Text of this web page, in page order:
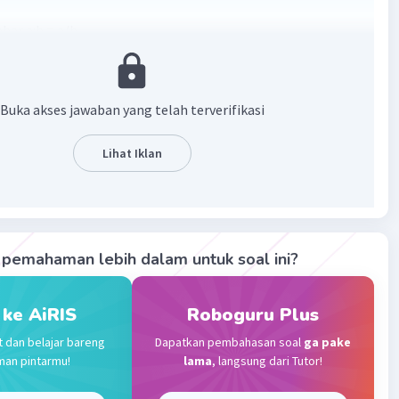
Buka akses jawaban yang telah terverifikasi
Lihat Iklan
lebih dalam untuk soal ini?
AiRIS
dan belajar bareng
pintarmu!
Roboguru Plus
Dapatkan pembahasan soal ga pake
lama, langsung dari Tutor!